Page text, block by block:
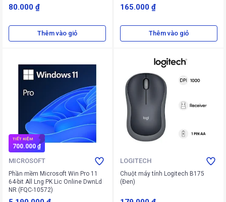
80.000 ₫
Thêm vào giỏ
165.000 ₫
Thêm vào giỏ
TIẾT KIỆM
700.000 ₫
MICROSOFT
Phần mềm Microsoft Win Pro 11
64-bit All Lng PK Lic Online DwnLd
NR (FQC-10572)
LOGITECH
Chuột máy tính Logitech B175
(Đen)